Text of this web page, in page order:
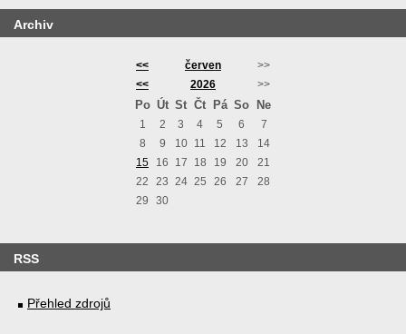
Archiv
<< červen
>>
<<
2026 >>
Po Út St Čt Pá So Ne
1 2 3 4 5 6
7
8
9 10 11 12 13
14
15
16 17 18 19 20
21
22
23 24 25 26 27
28
29
30
RSS
Přehled zdrojů